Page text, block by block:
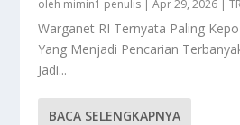
oleh mimin1 penulis |Apr 29, 2026 |
Warganet RI Ternyata Paling
Yang Menjadi Pencarian
Jadi...
BACA SELENGKAPNYA